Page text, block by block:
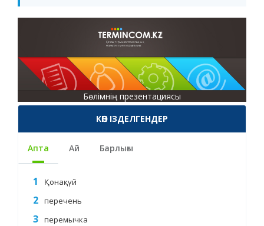
Бөлімнің презентациясы
КӨП ІЗДЕЛГЕНДЕР
Апта Ай Барлығы
Қонақүй
перечень
перемычка